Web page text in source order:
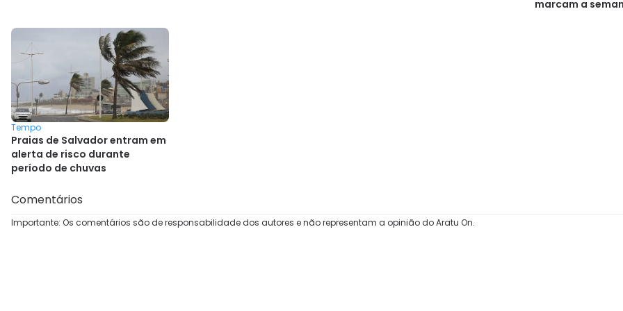
marcam a
Tempo
Praias de Salvador entram em
alerta de risco durante
período de chuvas
Comentários
Importante: Os comentários são de responsabilidade dos autores e não representam a opinião do Aratu On.